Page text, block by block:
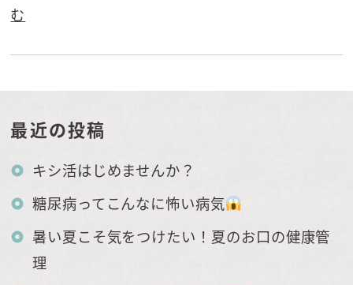
む
最近の投稿
キシ活はじめませんか？
糖尿病ってこんなに怖い病気
暑い夏こそ気をつけたい！夏のお口の健康管
理